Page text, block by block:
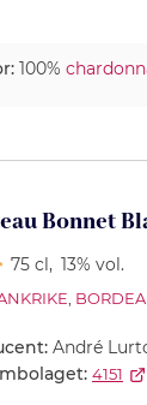
100%
Bonnet
75 cl, 13% vol.
,
André
4151